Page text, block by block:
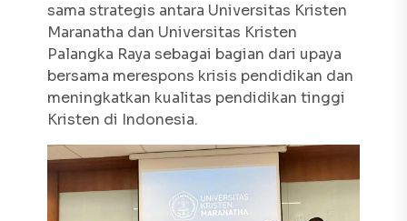
sama strategis antara Universitas Kristen
Maranatha dan Universitas Kristen
Palangka Raya sebagai bagian dari upaya
bersama merespons krisis pendidikan dan
meningkatkan kualitas pendidikan tinggi
Kristen di Indonesia.